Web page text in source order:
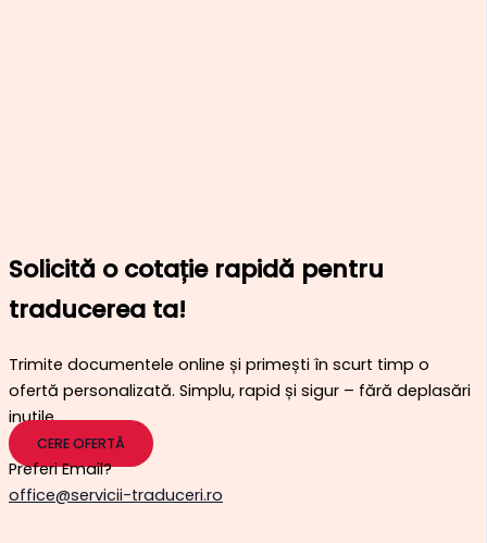
Solicită o cotație rapidă pentru
traducerea ta!
Trimite documentele online și primești în scurt timp o
ofertă personalizată. Simplu, rapid și sigur – fără deplasări
inutile.
CERE OFERTĂ
Preferi Email?
office@servicii-traduceri.ro